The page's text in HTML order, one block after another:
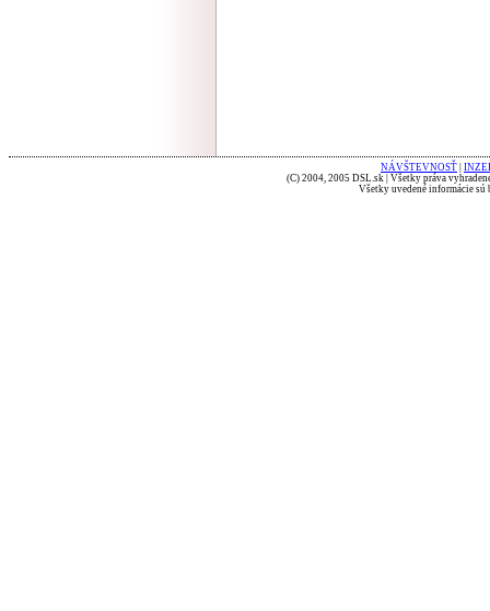
NÁVŠTEVNOSŤ
(C) 2004, 2005 DSL.sk | Všetky práva
Všetky uvedené informácie sú